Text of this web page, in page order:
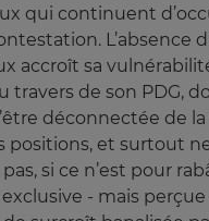
qui continuent
L’absence
accroît sa
travers de son PDG,
déconnectée de
positions, et surtout
si ce n’est pour
exclusive - mais